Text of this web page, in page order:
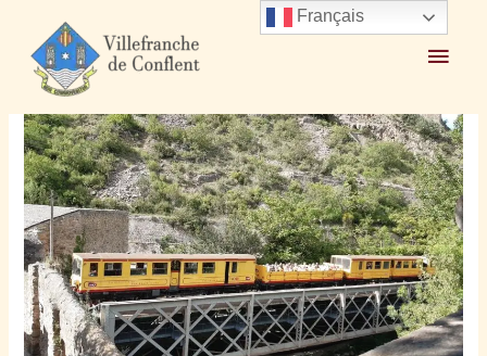
Accueil 2022 juillet Exposition sur le Train Jaune
Français